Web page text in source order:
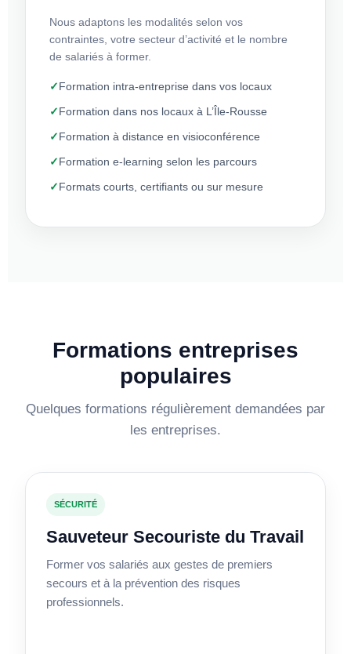
Nous adaptons les modalités selon vos
contraintes, votre secteur d’activité et le nombre
de salariés à former.
Formation intra-entreprise dans vos locaux
Formation dans nos locaux à L’Île-Rousse
Formation à distance en visioconférence
Formation e-learning selon les parcours
Formats courts, certifiants ou sur mesure
Formations entreprises
populaires
Quelques formations régulièrement demandées par
les entreprises.
SÉCURITÉ
Sauveteur Secouriste du Travail
Former vos salariés aux gestes de premiers
secours et à la prévention des risques
professionnels.